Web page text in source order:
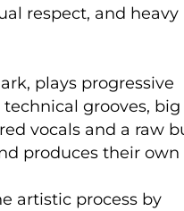
respect, and heavy
plays progressive
grooves, big
vocals and a raw
produces their own
artistic process by